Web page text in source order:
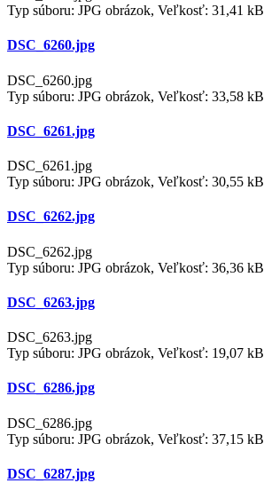
Typ súboru: JPG obrázok, Veľkosť: 31,41 kB
DSC_6260.jpg
DSC_6260.jpg
Typ súboru: JPG obrázok, Veľkosť: 33,58 kB
DSC_6261.jpg
DSC_6261.jpg
Typ súboru: JPG obrázok, Veľkosť: 30,55 kB
DSC_6262.jpg
DSC_6262.jpg
Typ súboru: JPG obrázok, Veľkosť: 36,36 kB
DSC_6263.jpg
DSC_6263.jpg
Typ súboru: JPG obrázok, Veľkosť: 19,07 kB
DSC_6286.jpg
DSC_6286.jpg
Typ súboru: JPG obrázok, Veľkosť: 37,15 kB
DSC_6287.jpg